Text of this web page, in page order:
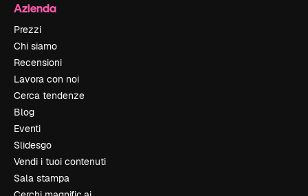
Azienda
Prezzi
Chi siamo
Recensioni
Lavora con noi
Cerca tendenze
Blog
Eventi
Slidesgo
Vendi i tuoi contenuti
Sala stampa